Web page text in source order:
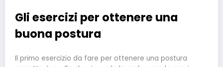
Gli esercizi per ottenere una
buona postura
Il primo esercizio da fare per ottenere una postura